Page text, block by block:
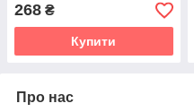
268 ₴
Купити
Про нас